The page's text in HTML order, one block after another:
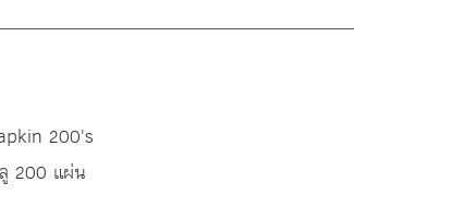
200's
200 แผ่น